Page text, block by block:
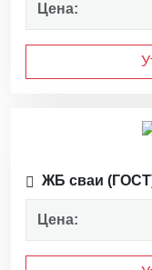
Цена:
ЖБ сваи
Цена: